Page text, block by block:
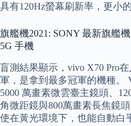
具有120Hz螢幕刷新率，更小
旗艦機2021: SONY 最新旗艦
5G 手機
盲測結果顯示，vivo X70 Pro
軍，是拿到最多冠軍的機種。
5000 萬畫素微雲臺主鏡頭、
角微距鏡與800萬畫素長焦鏡
使在黃光環境下，也能自動白